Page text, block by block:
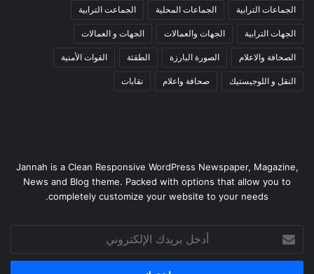
الجماعات الترابية الجماعات المحلية الجماعت الترابية
الجهات الترابية الجهات والعمالات الجهات و العمالات
الصحافة والاعلام الصورة البارزة الطقثة القوات الأمنية
النقل و اللوجيستيك صحافة واعلام نقابات
Jannah is a Clean Responsive WordPress Newspaper, Magazine,
News and Blog theme. Packed with options that allow you to
completely customize your website to your needs.
بريدك
الإلكتروني